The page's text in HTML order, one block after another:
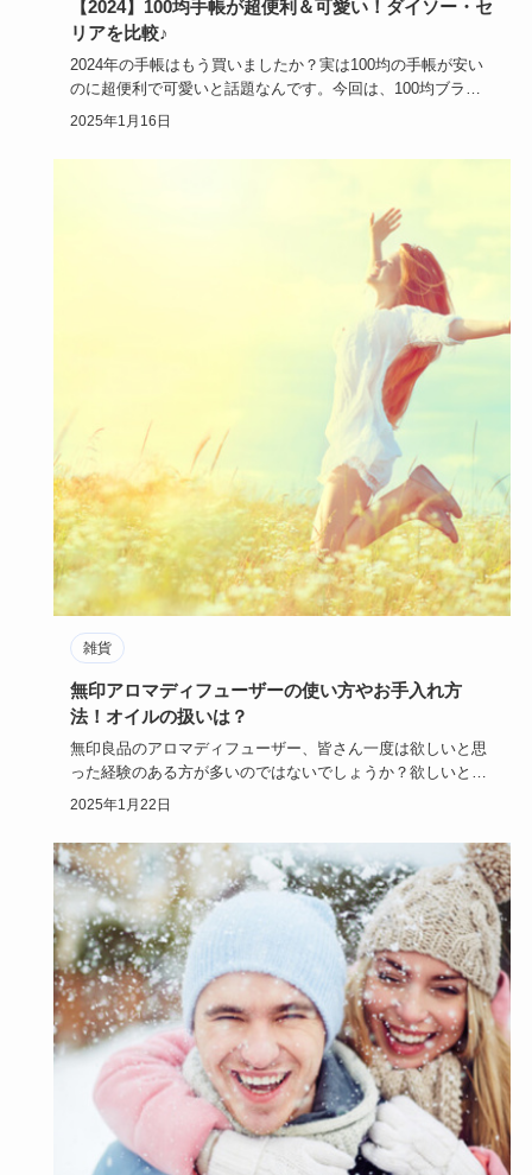
【2024】100均手帳が超便利＆可愛い！ダイソー・セ
リアを比較♪
2024年の手帳はもう買いましたか？実は100均の手帳が安い
のに超便利で可愛いと話題なんです。今回は、100均ブラン
ドのダ…
2025年1月16日
雑貨
無印アロマディフューザーの使い方やお手入れ方
法！オイルの扱いは？
無印良品のアロマディフューザー、皆さん一度は欲しいと思
った経験のある方が多いのではないでしょうか？欲しいとは
思っても、使い…
2025年1月22日